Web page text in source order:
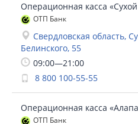
Операционная касса
ОТП Банк
Свердловская область,
Белинского, 55
09:00—21:00
8 800 100-55-55
Операционная касса
ОТП Банк